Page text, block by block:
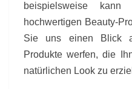
beispielsweise
hochwertigen Beauty-
Sie uns einen Blick
Produkte werfen, die
natürlichen Look zu